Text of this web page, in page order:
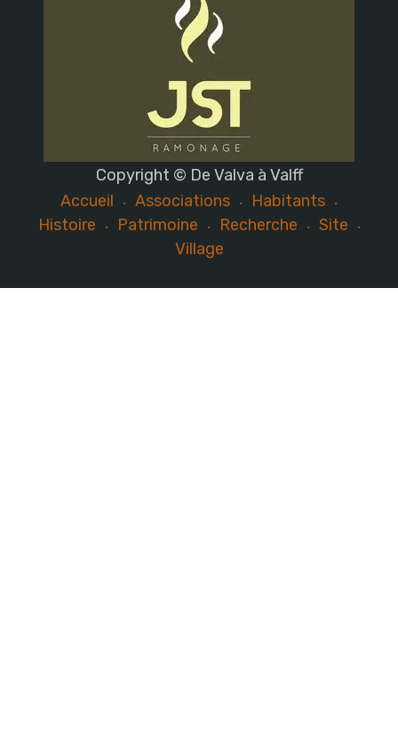
Copyright © De Valva à Valff
Accueil
Associations
Habitants
Histoire
Patrimoine Recherche
Site
Village